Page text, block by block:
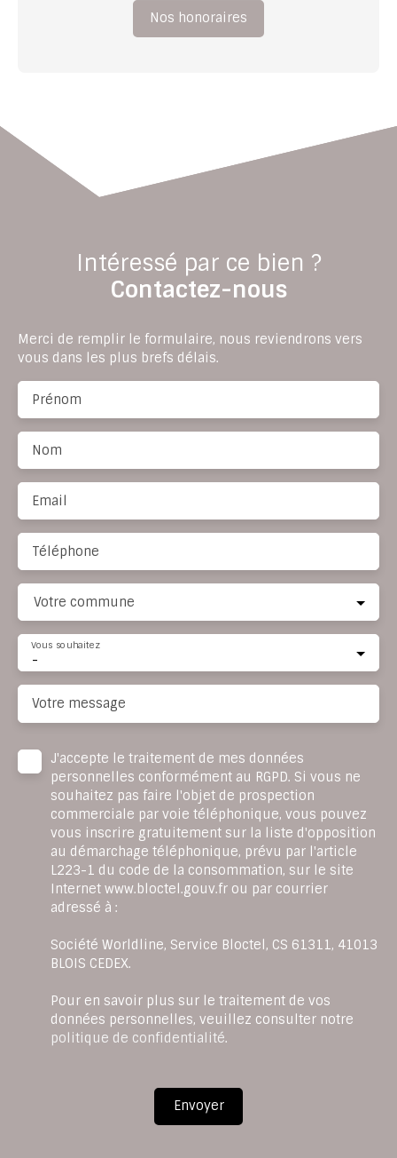
Nos honoraires
Intéressé par ce bien ?
Contactez-nous
Merci de remplir le formulaire, nous reviendrons vers
vous dans les plus brefs délais.
Prénom
Nom
Email
Téléphone
Votre commune
-
Vous souhaitez
Votre message
J'accepte le traitement de mes données
personnelles conformément au RGPD. Si vous ne
souhaitez pas faire l'objet de prospection
commerciale par voie téléphonique, vous pouvez
vous inscrire gratuitement sur la liste d'opposition
au démarchage téléphonique, prévu par l'article
L223-1 du code de la consommation, sur le site
Internet www.bloctel.gouv.fr ou par courrier
adressé à :
Société Worldline, Service Bloctel, CS 61311, 41013
BLOIS CEDEX.
Pour en savoir plus sur le traitement de vos
données personnelles, veuillez consulter notre
politique de confidentialité.
Envoyer